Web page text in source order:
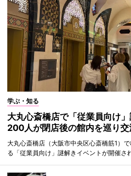
学ぶ・知る
大丸心斎橋店で「従業員向け
200人が閉店後の館内を巡り交
大丸心斎橋店（大阪市中央区心斎橋筋1）
る「従業員向け」謎解きイベントが開催さ